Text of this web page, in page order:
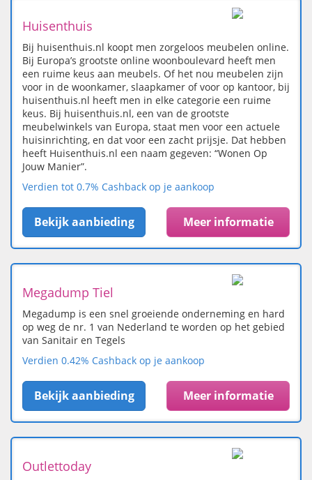
Huisenthuis
Bij huisenthuis.nl koopt men zorgeloos meubelen online.
Bij Europa’s grootste online woonboulevard heeft men
een ruime keus aan meubels. Of het nou meubelen zijn
voor in de woonkamer, slaapkamer of voor op kantoor, bij
huisenthuis.nl heeft men in elke categorie een ruime
keus. Bij huisenthuis.nl, een van de grootste
meubelwinkels van Europa, staat men voor een actuele
huisinrichting, en dat voor een zacht prijsje. Dat hebben
heeft Huisenthuis.nl een naam gegeven: “Wonen Op
Jouw Manier”.
Verdien tot 0.7% Cashback op je aankoop
Bekijk aanbieding Meer informatie
Megadump Tiel
Megadump is een snel groeiende onderneming en hard
op weg de nr. 1 van Nederland te worden op het gebied
van Sanitair en Tegels
Verdien 0.42% Cashback op je aankoop
Bekijk aanbieding Meer informatie
Outlettoday